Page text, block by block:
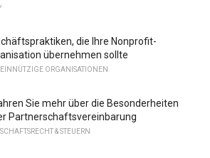
die Ihre Nonprofit-
übernehmen sollte
ORGANISATIONEN
Sie mehr über die Besonderheiten
Partnerschaftsvereinbarung
& STEUERN